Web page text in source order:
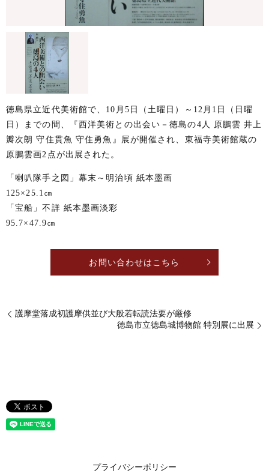
徳島県立近代美術館で、10月5日（土曜日）～12月1日（日曜
日）までの間、『西洋美術との出会い－徳島の4人 原鵬雲 井上
瓣次朗 守住貫魚 守住勇魚』展が開催され、東福寺美術館蔵の
原鵬雲画2点が出展された。
「喇叭隊手之図」幕末～明治頃 紙本墨画
125×25.1㎝
「宝船」不詳 紙本墨画淡彩
95.7×47.9㎝
お問い合わせはこちら
護摩堂落成初護摩供並び大般若転読法要が厳修
徳島市立徳島城博物館 特別展に出展
プライバシーポリシー